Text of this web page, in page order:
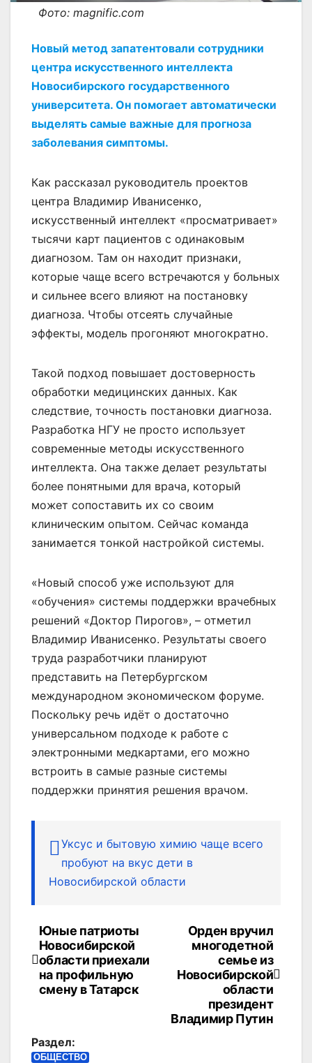
Фото: magnific.com
Новый метод запатентовали сотрудники
центра искусственного интеллекта
Новосибирского государственного
университета. Он помогает автоматически
выделять самые важные для прогноза
заболевания симптомы.
Как рассказал руководитель проектов
центра Владимир Иванисенко,
искусственный интеллект «просматривает»
тысячи карт пациентов с одинаковым
диагнозом. Там он находит признаки,
которые чаще всего встречаются у больных
и сильнее всего влияют на постановку
диагноза. Чтобы отсеять случайные
эффекты, модель прогоняют многократно.
Такой подход повышает достоверность
обработки медицинских данных. Как
следствие, точность постановки диагноза.
Разработка НГУ не просто использует
современные методы искусственного
интеллекта. Она также делает результаты
более понятными для врача, который
может сопоставить их со своим
клиническим опытом. Сейчас команда
занимается тонкой настройкой системы.
«Новый способ уже используют для
«обучения» системы поддержки врачебных
решений «Доктор Пирогов», – отметил
Владимир Иванисенко. Результаты своего
труда разработчики планируют
представить на Петербургском
международном экономическом форуме.
Поскольку речь идёт о достаточно
универсальном подходе к работе с
электронными медкартами, его можно
встроить в самые разные системы
поддержки принятия решения врачом.
Уксус и бытовую химию чаще всего
пробуют на вкус дети в
Новосибирской области
Навигация
по
записям
Орден вручил
многодетной
семье из
Новосибирской
области
президент
Владимир Путин
Юные патриоты
Новосибирской
области приехали
на профильную
смену в Татарск
Раздел:
ОБЩЕСТВО